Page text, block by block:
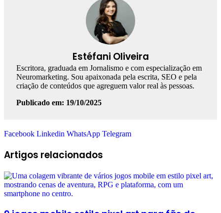
Estéfani Oliveira
Escritora, graduada em Jornalismo e com especialização em
Neuromarketing. Sou apaixonada pela escrita, SEO e pela
criação de conteúdos que agreguem valor real às pessoas.
Publicado em: 19/10/2025
Facebook Linkedin WhatsApp Telegram
Artigos relacionados